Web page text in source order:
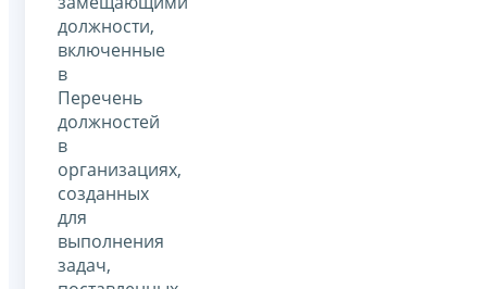
должности,
включенные
в
Перечень
должностей
в
организациях,
созданных
для
выполнения
задач,